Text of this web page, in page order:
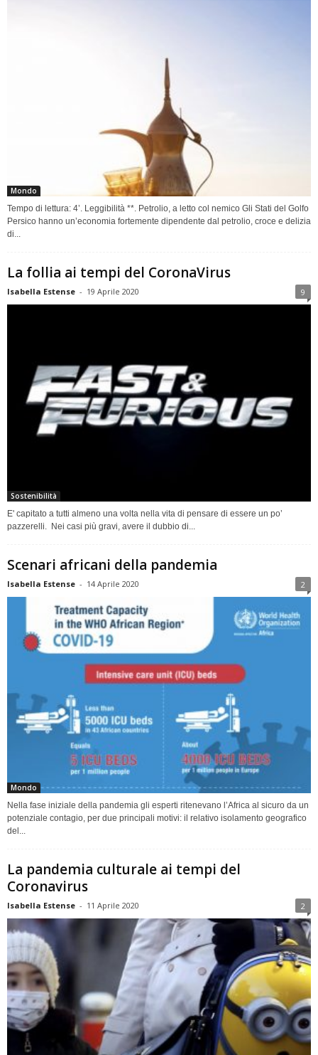
Mondo
Tempo di lettura: 4’. Leggibilità **. Petrolio, a letto col nemico Gli Stati del Golfo
Persico hanno un’economia fortemente dipendente dal petrolio, croce e delizia
di...
La follia ai tempi del CoronaVirus
Isabella Estense - 19 Aprile 2020 9
Sostenibilità
E' capitato a tutti almeno una volta nella vita di pensare di essere un po’
pazzerelli. Nei casi più gravi, avere il dubbio di...
Scenari africani della pandemia
Isabella Estense - 14 Aprile 2020 2
Mondo
Nella fase iniziale della pandemia gli esperti ritenevano l’Africa al sicuro da un
potenziale contagio, per due principali motivi: il relativo isolamento geografico
del...
La pandemia culturale ai tempi del
Coronavirus
Isabella Estense - 11 Aprile 2020 2